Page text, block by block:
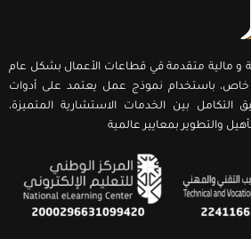
و مالية متقدمة قي قطاعات الأعمال بشكل عام
خاص، باستخدام نموذج عمل يعتمد على أدوات
التكامل بين الخدمات الاستشارية المتميزة،
والتطوير بمعايير عالمية